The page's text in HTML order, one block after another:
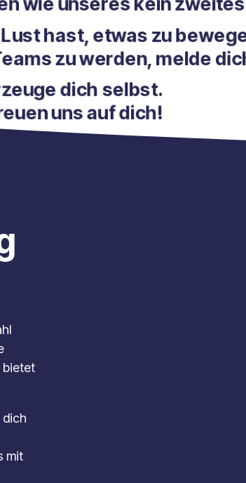
Lust hast, etwas zu bewegen,
Teams zu werden, melde dich
dich selbst.
bietet
dich
mit